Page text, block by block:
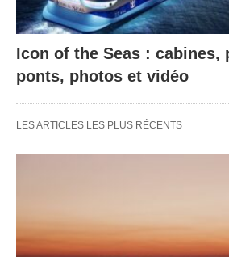
Icon of the Seas : cabines,
ponts, photos et vidéo
LES ARTICLES LES PLUS RÉCENTS